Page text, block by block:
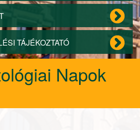
TÁJÉKOZTATÓ
Napok